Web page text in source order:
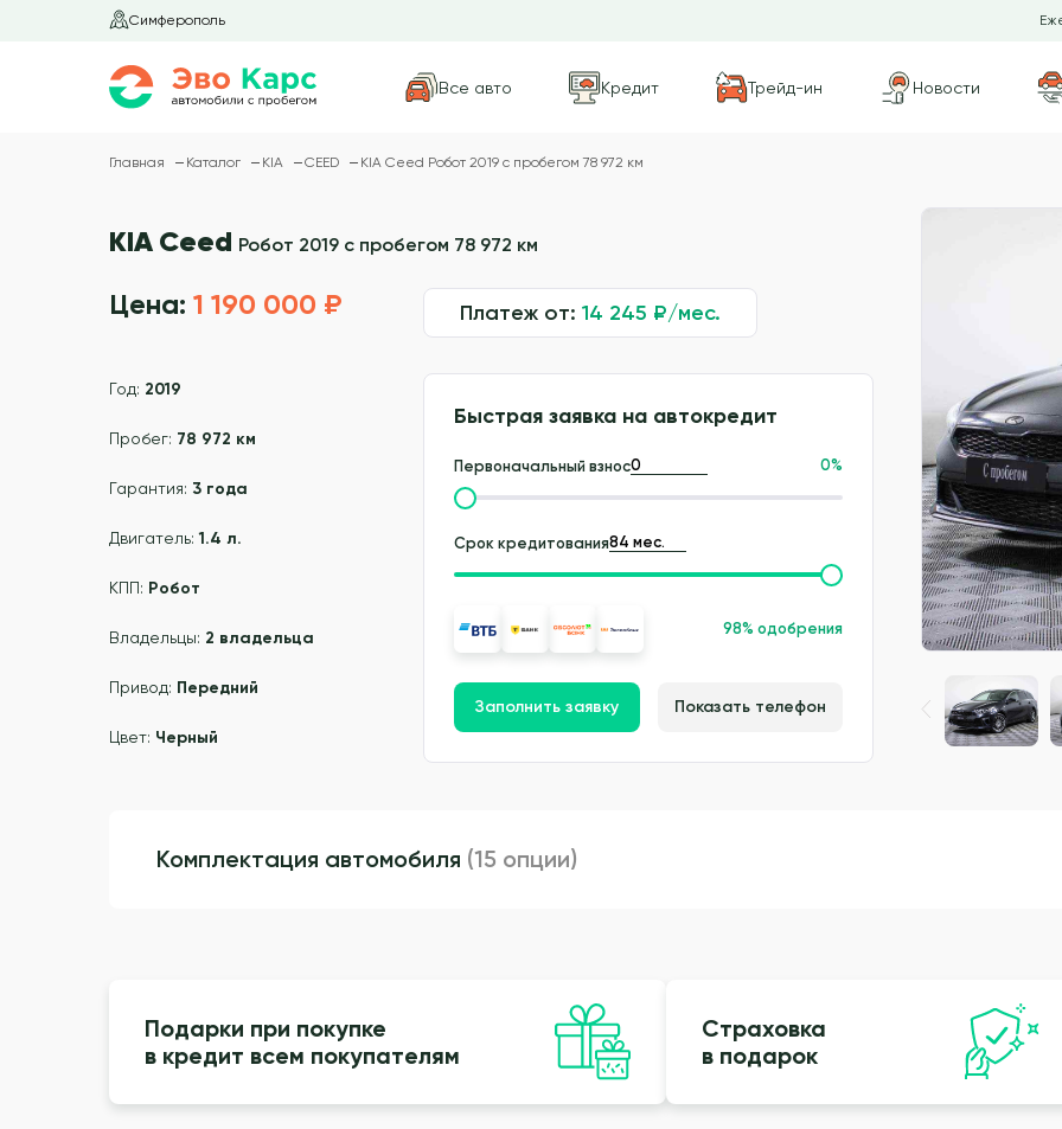
Симферополь
Все авто Кредит Трейд-ин Новости
Главная Каталог KIA CEED KIA Ceed Робот 2019 с пробегом 78 972 км
KIA Ceed Робот 2019 с пробегом 78 972 км
Цена: 1 190 000 ₽
Год: 2019
Пробег: 78 972 км
Гарантия: 3 года
Двигатель:1.4 л.
КПП: Робот
Владельцы: 2 владельца
Привод: Передний
Цвет: Черный
Платеж от: 14 245 ₽/мес.
Быстрая заявка на автокредит
Первоначальный взнос 0%
Срок кредитования
98% одобрения
Заполнить заявку Показать телефон
Комплектация автомобиля (15 опции)
Подарки при покупке
в кредит всем покупателям
Страховка
в подарок